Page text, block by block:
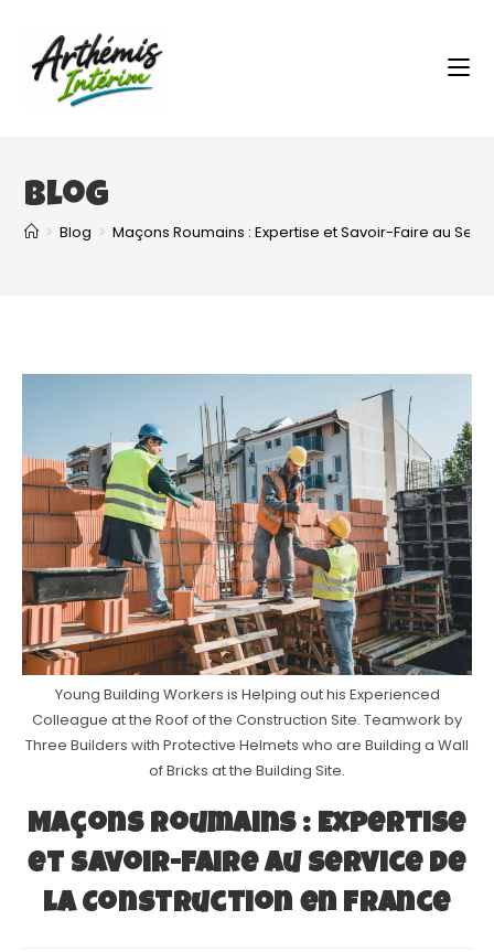
Blog
> Blog > Maçons Roumains : Expertise et Savoir-Faire au
Young Building Workers is Helping out his Experienced
Colleague at the Roof of the Construction Site. Teamwork by
Three Builders with Protective Helmets who are Building a Wall
of Bricks at the Building Site.
Maçons Roumains : Expertise
et Savoir-Faire au Service de
la Construction en France